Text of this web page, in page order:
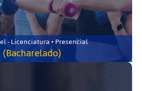
- Licenciatura • Presencial